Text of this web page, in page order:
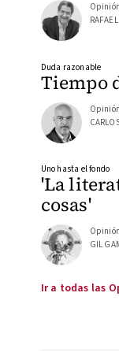
Tiempo
Duda razonable
'La
cosas'
Uno hasta el fondo
GIL
Ir a todas las